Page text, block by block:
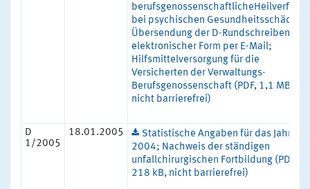
bei psychischen Gesundheitsschäden;
Übersendung der D-Rundschreiben in
elektronischer Form per E-Mail;
Hilfsmittelversorgung für die
Versicherten der Verwaltungs-
Berufsgenossenschaft (PDF, 1,1 MB,
nicht barrierefrei)
D
1/2005
18.01.2005
Statistische Angaben für das Jahr
2004; Nachweis der ständigen
unfallchirurgischen Fortbildung (PDF,
218 kB, nicht barrierefrei)